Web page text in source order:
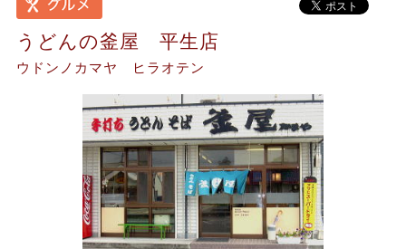
うどんの釜屋 平生店
ウドンノカマヤ ヒラオテン